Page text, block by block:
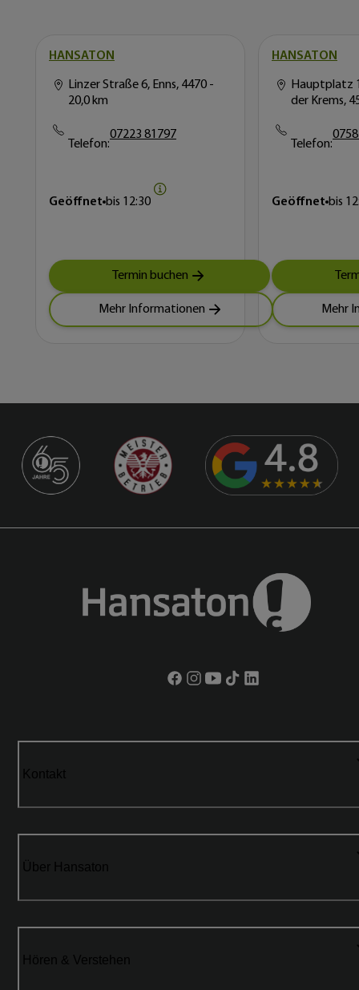
HANSATON
Linzer Straße 6, Enns, 4470 -
20,0 km
Telefon:
07223 81797
Geöffnet bis 12:30
Termin buchen
Mehr Informationen
HANSATON
Hauptplatz
der Krems,
Telefon:
Geöffnet bis
Mehr
Kontakt
Über Hansaton
Hören & Verstehen